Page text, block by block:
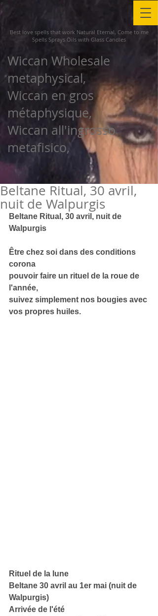
Best love spells that work Natural Eternal, Come to me
Spells Sprays Oils with Glass Candles
Wiccan Wholesale
metaphysical,
Wiccan en gros
métaphysique,
Wiccan all'ingrosso
metafisico,
Beltane Ritual, 30 avril,
nuit de Walpurgis
Beltane Ritual, 30 avril, nuit de
Walpurgis
Être chez soi dans des conditions
corona
pouvoir faire un rituel de la roue de
l'année,
suivez simplement nos bougies avec
vos propres huiles.
Rituel de la lune
Beltane 30 avril au 1er mai (nuit de
Walpurgis)
Arrivée de l'été